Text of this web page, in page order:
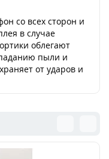
со всех сторон и
в случае
облегают
пыли и
от ударов и